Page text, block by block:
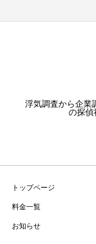
浮気調査から企業
の探偵
トップページ
料金一覧
お知らせ